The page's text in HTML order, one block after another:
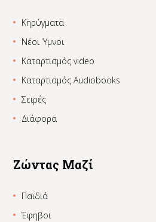
Κηρύγματα
Νέοι Ύμνοι
Καταρτισμός video
Καταρτισμός Audiobooks
Σειρές
Διάφορα
Ζώντας Μαζί
Παιδιά
Έφηβοι